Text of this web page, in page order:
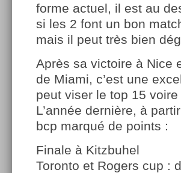
forme actuel, il est au
si les 2 font un bon
mais il peut très bien
Après sa victoire à Nice
de Miami, c’est une
peut viser le top 15
L’année dernière, à
bcp marqué de points :
Finale à Kitzbuhel
Toronto et Rogers cup :